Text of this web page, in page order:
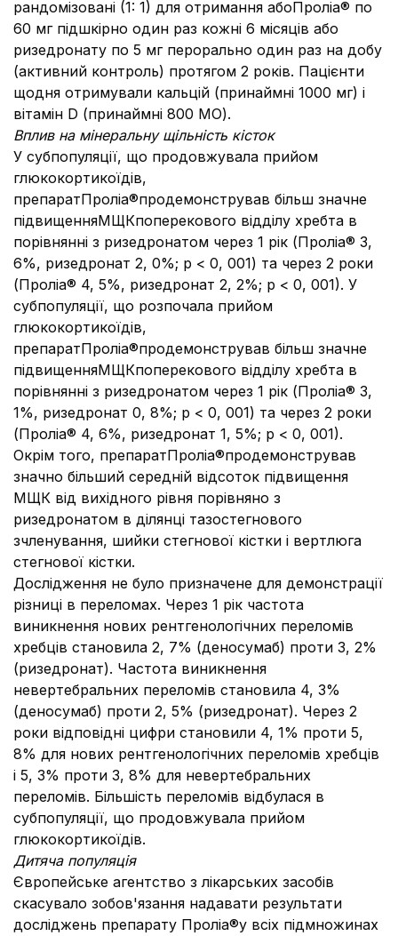
рандомізовані (1: 1) для отримання абоПроліа® по
60 мг підшкірно один раз кожні 6 місяців або
ризедронату по 5 мг перорально один раз на добу
(активний контроль) протягом 2 років. Пацієнти
щодня отримували кальцій (принаймні 1000 мг) і
вітамін D (принаймні 800 МО).
Вплив на мінеральну щільність кісток
У субпопуляції, що продовжувала прийом
глюкокортикоїдів,
препаратПроліа®продемонстрував більш значне
підвищенняМЩКпоперекового відділу хребта в
порівнянні з ризедронатом через 1 рік (Проліа® 3,
6%, ризедронат 2, 0%; p < 0, 001) та через 2 роки
(Проліа® 4, 5%, ризедронат 2, 2%; р < 0, 001). У
субпопуляції, що розпочала прийом
глюкокортикоїдів,
препаратПроліа®продемонстрував більш значне
підвищенняМЩКпоперекового відділу хребта в
порівнянні з ризедронатом через 1 рік (Проліа® 3,
1%, ризедронат 0, 8%; p < 0, 001) та через 2 роки
(Проліа® 4, 6%, ризедронат 1, 5%; р < 0, 001).
Окрім того, препаратПроліа®продемонстрував
значно більший середній відсоток підвищення
МЩК від вихідного рівня порівняно з
ризедронатом в ділянці тазостегнового
зчленування, шийки стегнової кістки і вертлюга
стегнової кістки.
Дослідження не було призначене для демонстрації
різниці в переломах. Через 1 рік частота
виникнення нових рентгенологічних переломів
хребців становила 2, 7% (деносумаб) проти 3, 2%
(ризедронат). Частота виникнення
невертебральних переломів становила 4, 3%
(деносумаб) проти 2, 5% (ризедронат). Через 2
роки відповідні цифри становили 4, 1% проти 5,
8% для нових рентгенологічних переломів хребців
і 5, 3% проти 3, 8% для невертебральних
переломів. Більшість переломів відбулася в
субпопуляції, що продовжувала прийом
глюкокортикоїдів.
Дитяча популяція
Європейське агентство з лікарських засобів
скасувало зобов'язання надавати результати
досліджень препарату Проліа®у всіх підмножинах